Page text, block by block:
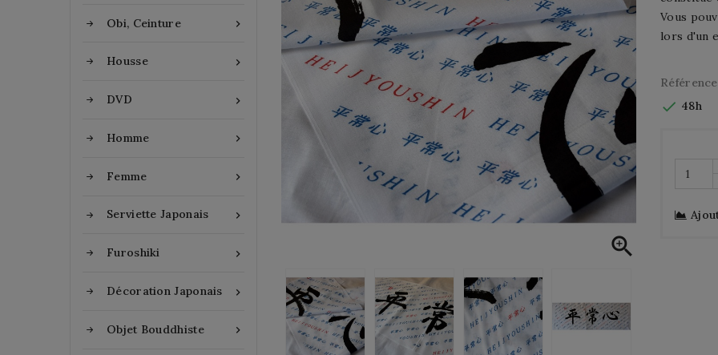

Obi, Ceinture

Housse

DVD

Homme

Femme

Serviette Japonais

Furoshiki

Décoration Japonais

Objet Bouddhiste

Vous
lors d'un
Référence
 48h